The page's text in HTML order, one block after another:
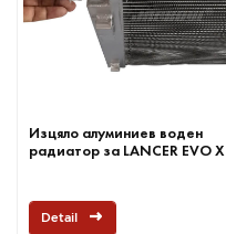
Изцяло алуминиев воден
радиатор за LANCER EVO X
Detail